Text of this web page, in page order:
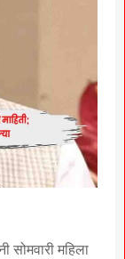
सोमवारी महिला